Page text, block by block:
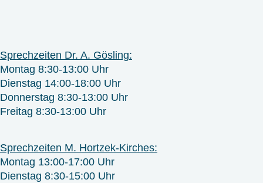
Sprechzeiten Dr. A. Gösling:
Montag 8:30-13:00 Uhr
Dienstag 14:00-18:00 Uhr
Donnerstag 8:30-13:00 Uhr
Freitag 8:30-13:00 Uhr
Sprechzeiten M. Hortzek-Kirches:
Montag 13:00-17:00 Uhr
Dienstag 8:30-15:00 Uhr